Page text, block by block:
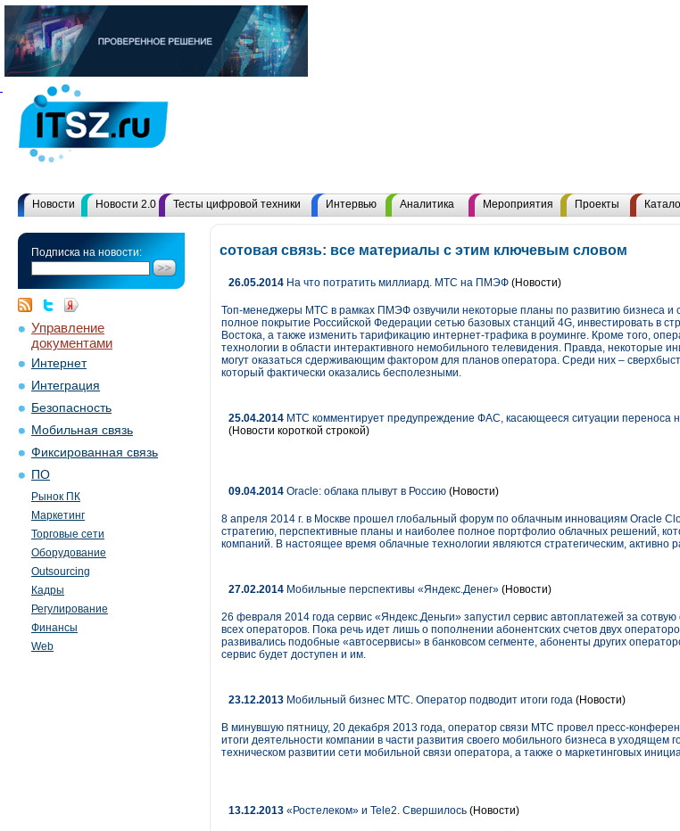
Новости Новости 2.0 Тесты цифровой техники Интервью Аналитика Мероприятия Проекты
Подписка на новости:
Управление
документами
Интернет
Интеграция
Безопасность
Мобильная связь
Фиксированная связь
ПО
Рынок ПК
Маркетинг
Торговые сети
Оборудование
Outsourcing
Кадры
Регулирование
Финансы
Web
сотовая связь: все материалы с этим ключевым словом
26.05.2014 На что потратить миллиард. МТС на ПМЭФ (Новости)
Топ-менеджеры МТС в рамках ПМЭФ озвучили некоторые планы по развитию бизнеса и
полное покрытие Российской Федерации сетью базовых станций 4G, инвестировать в
Востока, а также изменить тарификацию интернет-трафика в роуминге. Кроме того,
технологии в области интерактивного немобильного телевидения. Правда, некоторые
могут оказаться сдерживающим фактором для планов оператора. Среди них –
который фактически оказались бесполезными.
25.04.2014 МТС комментирует предупреждение ФАС, касающееся ситуации
(Новости короткой строкой)
09.04.2014 Oracle: облака плывут в Россию (Новости)
8 апреля 2014 г. в Москве прошел глобальный форум по облачным инновациям Oracle
стратегию, перспективные планы и наиболее полное портфолио облачных решений,
компаний. В настоящее время облачные технологии являются стратегическим, активно
27.02.2014 Мобильные перспективы «Яндекс.Денег» (Новости)
26 февраля 2014 года сервис «Яндекс.Деньги» запустил сервис автоплатежей за
всех операторов. Пока речь идет лишь о пополнении абонентских счетов двух
развивались подобные «автосервисы» в банковсом сегменте, абоненты других
сервис будет доступен и им.
23.12.2013 Мобильный бизнес МТС. Оператор подводит итоги года (Новости)
В минувшую пятницу, 20 декабря 2013 года, оператор связи МТС провел пресс-
итоги деятельности компании в части развития своего мобильного бизнеса в уходящем
техническом развитии сети мобильной связи оператора, а также о маркетинговых
13.12.2013 «Ростелеком» и Tele2. Свершилось (Новости)